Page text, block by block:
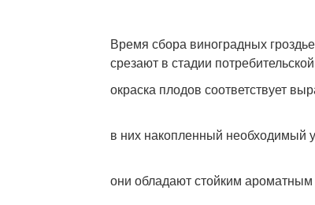
Время сбора виноградных
срезают в стадии
окраска плодов соответствует
в них накопленный необходимый
они обладают стойким